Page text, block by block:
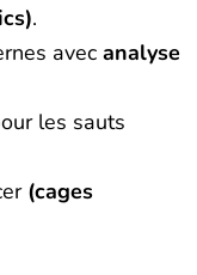
.
avec analyse
les sauts
(cages